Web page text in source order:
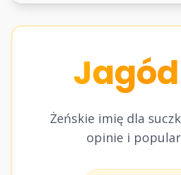
Żeńskie imię dla
opinie i